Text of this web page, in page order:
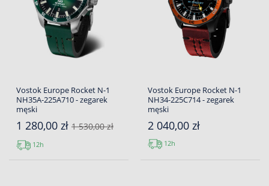
Vostok Europe Rocket N-1
NH35A-225A710 - zegarek
męski
1 280,00 zł 1 530,00 zł
12h
Vostok Europe Rocket N-1
NH34-225C714 - zegarek
męski
2 040,00 zł
12h